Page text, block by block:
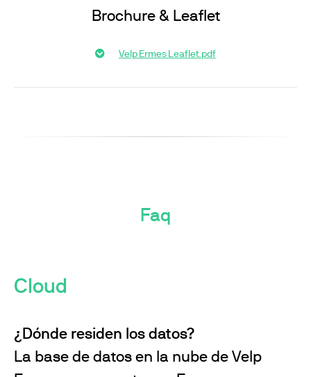
Brochure & Leaflet
Velp Ermes Leaflet.pdf
Faq
Cloud
¿Dónde residen los datos?
La base de datos en la nube de Velp